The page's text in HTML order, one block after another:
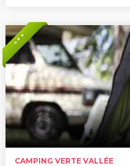
* * *
CAMPING VERTE VALLÉE